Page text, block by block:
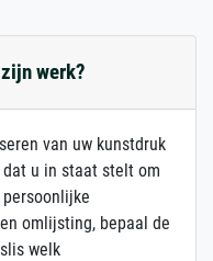
werk?
van uw kunstdruk
u in staat stelt om
omlijsting, bepaal de
welk